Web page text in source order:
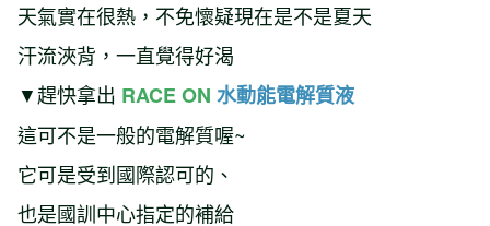
天氣實在很熱，不免懷疑現在是不是夏天
汗流浹背，一直覺得好渴
▼趕快拿出 RACE ON 水動能電解質液
這可不是一般的電解質喔~
它可是受到國際認可的、
也是國訓中心指定的補給